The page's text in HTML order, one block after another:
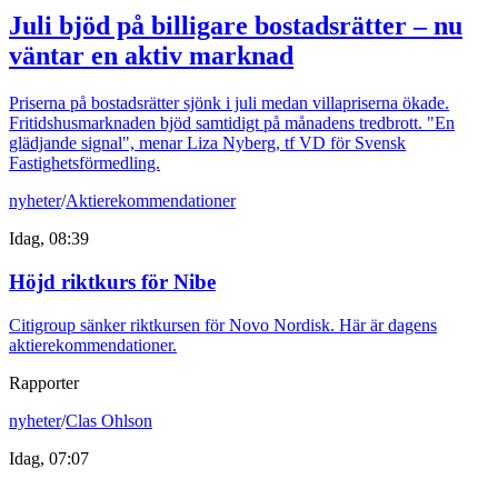
Juli bjöd på billigare bostadsrätter – nu
väntar en aktiv marknad
Priserna på bostadsrätter sjönk i juli medan villapriserna ökade.
Fritidshusmarknaden bjöd samtidigt på månadens tredbrott. "En
glädjande signal", menar Liza Nyberg, tf VD för Svensk
Fastighetsförmedling.
nyheter/Aktierekommendationer
Idag, 08:39
Höjd riktkurs för Nibe
Citigroup sänker riktkursen för Novo Nordisk. Här är dagens
aktierekommendationer.
Rapporter
nyheter/Clas Ohlson
Idag, 07:07